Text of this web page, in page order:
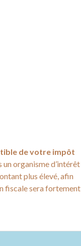
de votre impôt
un organisme d’intérêt
plus élevé, afin
fiscale sera fortement